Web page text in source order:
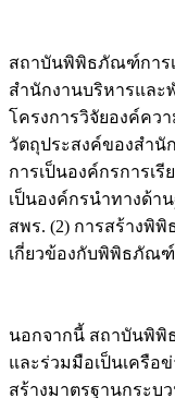
สำนักงานบริหารและ
โครงการวิจัยองค์คว
วัตถุประสงค์ของสำนั
การเป็นองค์กรการเ
เป็นองค์กรนำทางด้า
สพร. (2) การสร้างพิ
เกี่ยวข้องกับพิพิธภัณฑ์
และร่วมมือเป็นเครือ
สร้างมาตรฐานกระบ
พิพิธภัณฑ์ให้มีคุณภาพ